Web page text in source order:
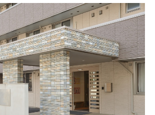
クス
ン
ン
ムとは
グループホームTOP
グループホームとは
なし
宅介護
型居宅介護TOP
型居宅介護とは
-944-821
9:00～18:00（年末年始を除く）
わせフォーム